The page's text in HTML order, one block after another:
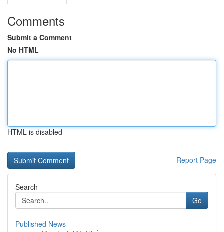
Comments
Submit a Comment
No HTML
HTML is disabled
Report Page
Search
Go
Published News